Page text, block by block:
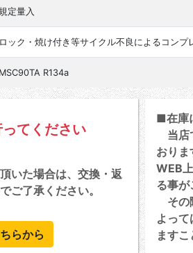
規定量入
ロック・焼け付き等サイクル不良によるコン
MSC90TA R134a
てください
いた場合は、交換・返
ご了承ください。
らから
■在庫
当店
おり
WEB
る事が
その
よっ
ます